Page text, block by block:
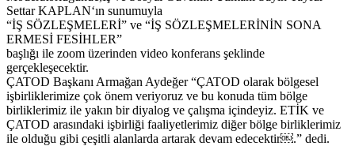
Settar KAPLAN‘ın sunumuyla
“İŞ SÖZLEŞMELERİ” ve “İŞ SÖZLEŞMELERİNİN SONA
ERMESİ FESİHLER”
başlığı ile zoom üzerinden video konferans şeklinde
gerçekleşecektir.
ÇATOD Başkanı Armağan Aydeğer “ÇATOD olarak bölgesel
işbirliklerimize çok önem veriyoruz ve bu konuda tüm bölge
birliklerimiz ile yakın bir diyalog ve çalışma içindeyiz. ETİK ve
ÇATOD arasındaki işbirliği faaliyetlerimiz diğer bölge birliklerimiz
ile olduğu gibi çeşitli alanlarda artarak devam edecektir￼.” dedi.